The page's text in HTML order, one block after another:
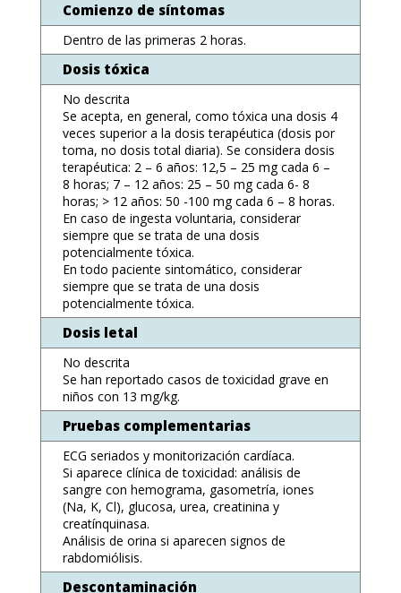
Comienzo de síntomas
Dentro de las primeras 2 horas.
Dosis tóxica
No descrita
Se acepta, en general, como tóxica una dosis 4
veces superior a la dosis terapéutica (dosis por
toma, no dosis total diaria). Se considera dosis
terapéutica: 2 – 6 años: 12,5 – 25 mg cada 6 –
8 horas; 7 – 12 años: 25 – 50 mg cada 6- 8
horas; > 12 años: 50 -100 mg cada 6 – 8 horas.
En caso de ingesta voluntaria, considerar
siempre que se trata de una dosis
potencialmente tóxica.
En todo paciente sintomático, considerar
siempre que se trata de una dosis
potencialmente tóxica.
Dosis letal
No descrita
Se han reportado casos de toxicidad grave en
niños con 13 mg/kg.
Pruebas complementarias
ECG seriados y monitorización cardíaca.
Si aparece clínica de toxicidad: análisis de
sangre con hemograma, gasometría, iones
(Na, K, Cl), glucosa, urea, creatinina y
creatínquinasa.
Análisis de orina si aparecen signos de
rabdomiólisis.
Descontaminación